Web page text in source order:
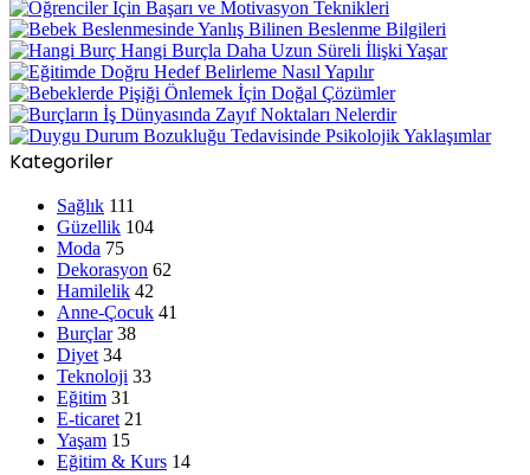
Kategoriler
Sağlık 111
Güzellik 104
Moda 75
Dekorasyon 62
Hamilelik 42
Anne-Çocuk 41
Burçlar 38
Diyet 34
Teknoloji 33
Eğitim 31
E-ticaret 21
Yaşam 15
Eğitim & Kurs 14